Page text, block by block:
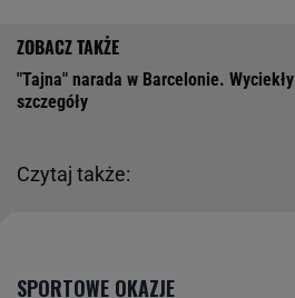
Czytaj także:
"Tajna" narada w Barcelonie. Wyciekły
szczegóły